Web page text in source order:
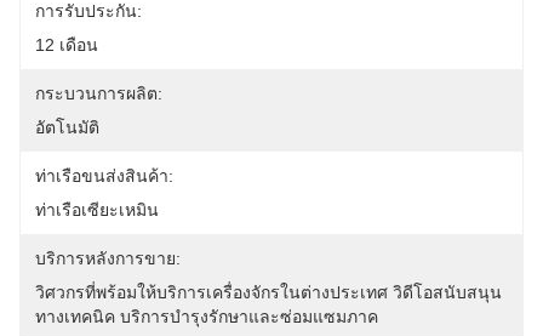
การรับประกัน:
12 เดือน
กระบวนการผลิต:
อัตโนมัติ
ท่าเรือขนส่งสินค้า:
ท่าเรือเซียะเหมิน
บริการหลังการขาย:
วิศวกรที่พร้อมให้บริการเครื่องจักรในต่างประเทศ วิดีโอสนับสนุน
ทางเทคนิค บริการบำรุงรักษาและซ่อมแซมภาค